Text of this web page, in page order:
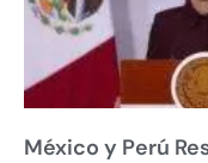
México y Perú